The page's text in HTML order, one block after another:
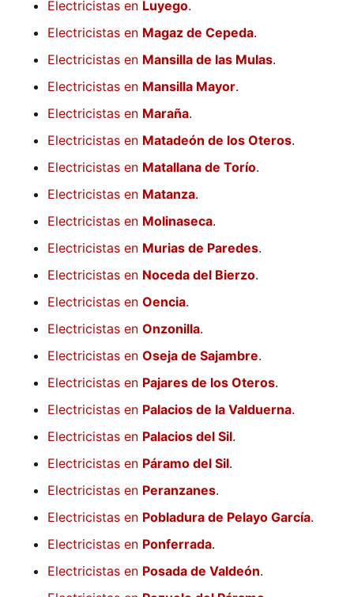
Electricistas en Luyego.
Electricistas en Magaz de Cepeda.
Electricistas en Mansilla de las Mulas.
Electricistas en Mansilla Mayor.
Electricistas en Maraña.
Electricistas en Matadeón de los Oteros.
Electricistas en Matallana de Torío.
Electricistas en Matanza.
Electricistas en Molinaseca.
Electricistas en Murias de Paredes.
Electricistas en Noceda del Bierzo.
Electricistas en Oencia.
Electricistas en Onzonilla.
Electricistas en Oseja de Sajambre.
Electricistas en Pajares de los Oteros.
Electricistas en Palacios de la Valduerna.
Electricistas en Palacios del Sil.
Electricistas en Páramo del Sil.
Electricistas en Peranzanes.
Electricistas en Pobladura de Pelayo García.
Electricistas en Ponferrada.
Electricistas en Posada de Valdeón.